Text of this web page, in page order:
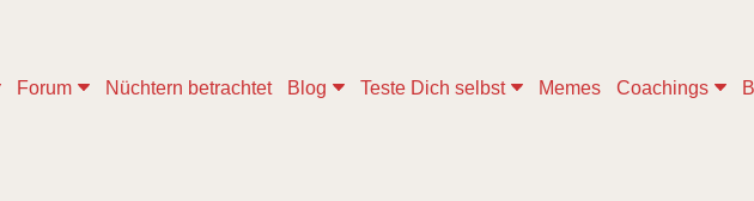
Forum Nüchtern betrachtet Blog Teste Dich selbst Memes Coachings